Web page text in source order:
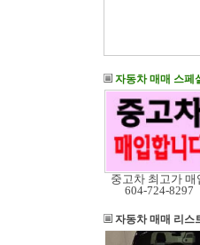
자동차 매매 스페
중고차 최고가 매
604-724-8297
자동차 매매 리스